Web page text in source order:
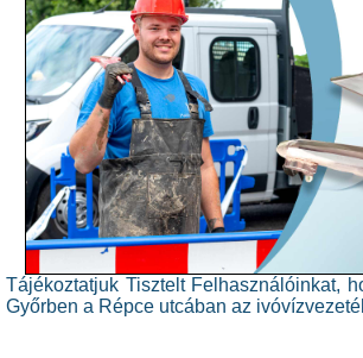
Tájékoztatjuk Tisztelt Felhasználóinkat,
Győrben a Répce utcában az